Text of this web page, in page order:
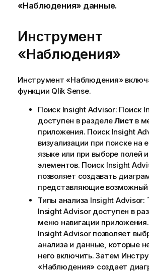
«Наблюдения» данные.
Инструмент
«Наблюдения»
Инструмент «Наблюдения»
функции Qlik Sense.
Поиск Insight Advisor: Поиск
доступен в разделеЛист в
приложения. Поиск Insight
визуализации при поиске на
языке или при выборе полей
элементов. Поиск Insight
позволяет создавать
представляющие возможный
Типы анализа Insight Advisor:
Insight Advisorдоступен в
меню навигации приложения.
Insight Advisorпозволяет
анализа и данные, которые
него включить. Затем
«Наблюдения» создает